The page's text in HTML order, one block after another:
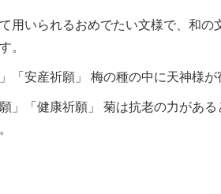
用いられるおめでたい文様で、和
。
「安産祈願」 梅の種の中に天神様
」「健康祈願」 菊は抗老の力があ